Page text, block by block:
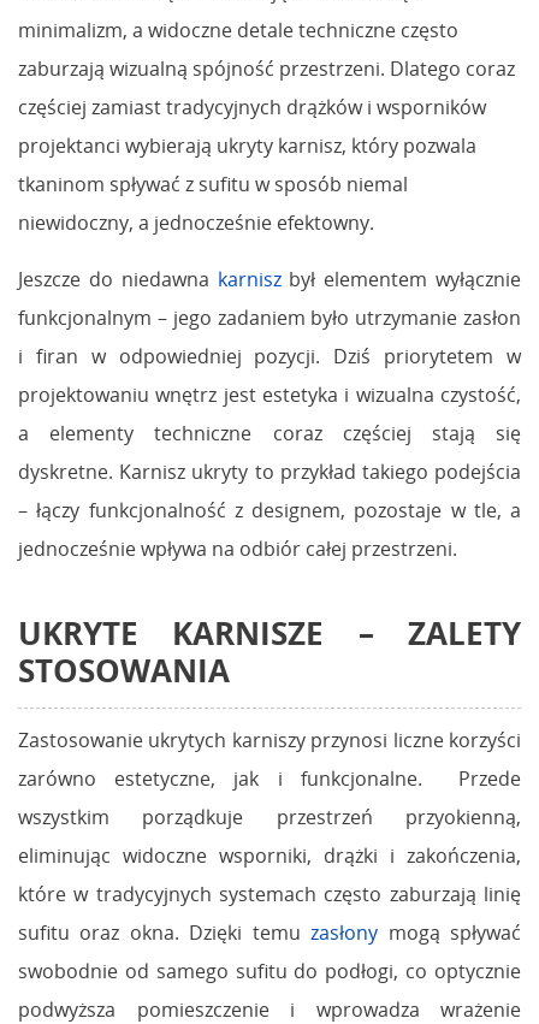
minimalizm, a widoczne detale techniczne często
zaburzają wizualną spójność przestrzeni. Dlatego coraz
częściej zamiast tradycyjnych drążków i wsporników
projektanci wybierają ukryty karnisz, który pozwala
tkaninom spływać z sufitu w sposób niemal
niewidoczny, a jednocześnie efektowny.
Jeszcze do niedawna karniszbył elementem wyłącznie
funkcjonalnym – jego zadaniem było utrzymanie zasłon
i firan w odpowiedniej pozycji. Dziś priorytetem w
projektowaniu wnętrz jest estetyka i wizualna czystość,
a elementy techniczne coraz częściej stają się
dyskretne. Karnisz ukryty to przykład takiego podejścia
– łączy funkcjonalność z designem, pozostaje w tle, a
jednocześnie wpływa na odbiór całej przestrzeni.
UKRYTE KARNISZE – ZALETY
STOSOWANIA
Zastosowanie ukrytych karniszy przynosi liczne korzyści
zarówno estetyczne, jak i funkcjonalne. Przede
wszystkim porządkuje przestrzeń przyokienną,
eliminując widoczne wsporniki, drążki i zakończenia,
które w tradycyjnych systemach często zaburzają linię
sufitu oraz okna. Dzięki temuzasłony mogą spływać
swobodnie od samego sufitu do podłogi, co optycznie
podwyższa pomieszczenie i wprowadza wrażenie